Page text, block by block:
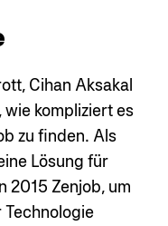
Cihan Aksakal
wie kompliziert es
zu finden. Als
Lösung für
2015 Zenjob, um